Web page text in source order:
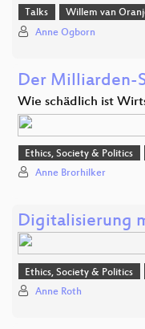
Talks Willem van
Anne Ogborn
Der Milliarden-
Wie schädlich ist
Ethics, Society & Politics
Anne Brorhilker
Digitalisierung
Ethics, Society & Politics
Anne Roth